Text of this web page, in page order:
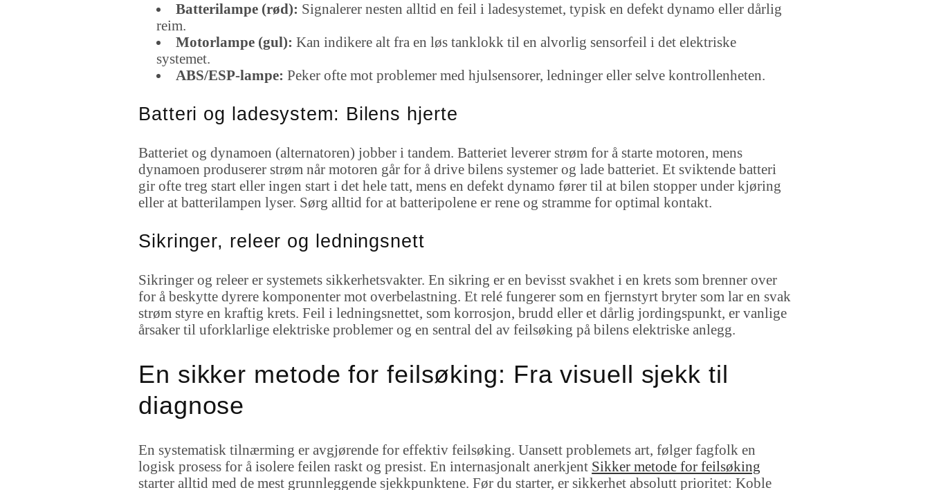
Batterilampe (rød): Signalerer nesten alltid en feil i ladesystemet, typisk en defekt dynamo eller dårlig
reim.
Motorlampe (gul): Kan indikere alt fra en løs tanklokk til en alvorlig sensorfeil i det elektriske
systemet.
ABS/ESP-lampe: Peker ofte mot problemer med hjulsensorer, ledninger eller selve kontrollenheten.
Batteri og ladesystem: Bilens hjerte
Batteriet og dynamoen (alternatoren) jobber i tandem. Batteriet leverer strøm for å starte motoren, mens
dynamoen produserer strøm når motoren går for å drive bilens systemer og lade batteriet. Et sviktende batteri
gir ofte treg start eller ingen start i det hele tatt, mens en defekt dynamo fører til at bilen stopper under kjøring
eller at batterilampen lyser. Sørg alltid for at batteripolene er rene og stramme for optimal kontakt.
Sikringer, releer og ledningsnett
Sikringer og releer er systemets sikkerhetsvakter. En sikring er en bevisst svakhet i en krets som brenner over
for å beskytte dyrere komponenter mot overbelastning. Et relé fungerer som en fjernstyrt bryter som lar en svak
strøm styre en kraftig krets. Feil i ledningsnettet, som korrosjon, brudd eller et dårlig jordingspunkt, er vanlige
årsaker til uforklarlige elektriske problemer og en sentral del av feilsøking på bilens elektriske anlegg.
En sikker metode for feilsøking: Fra visuell sjekk til
diagnose
En systematisk tilnærming er avgjørende for effektiv feilsøking. Uansett problemets art, følger fagfolk en
logisk prosess for å isolere feilen raskt og presist. En internasjonalt anerkjent Sikker metode for feilsøking
starter alltid med de mest grunnleggende sjekkpunktene. Før du starter, er sikkerhet absolutt prioritet: Koble